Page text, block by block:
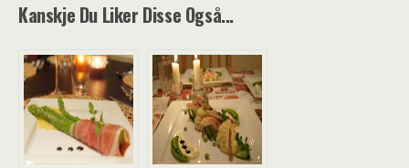
Kanskje Du Liker Disse Også...